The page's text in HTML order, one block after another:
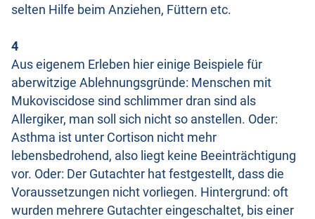
selten Hilfe beim Anziehen, Füttern etc.
4
Aus eigenem Erleben hier einige Beispiele für
aberwitzige Ablehnungsgründe: Menschen mit
Mukoviscidose sind schlimmer dran sind als
Allergiker, man soll sich nicht so anstellen. Oder:
Asthma ist unter Cortison nicht mehr
lebensbedrohend, also liegt keine Beeinträchtigung
vor. Oder: Der Gutachter hat festgestellt, dass die
Voraussetzungen nicht vorliegen. Hintergrund: oft
wurden mehrere Gutachter eingeschaltet, bis einer